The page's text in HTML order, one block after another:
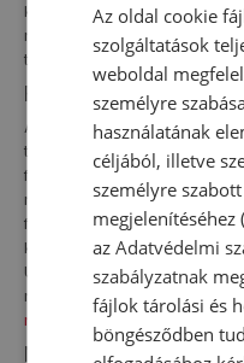
köszönhetően a New
népszerűvé váltak, és a
tartoznak. Lásd az összes
Férfi New Balance
A New Balance 997 férfi
tökéletesen ötvözték a divat
férfi NB 997 felsőrészének
megemelt talprész, az
férfi NB 997 oldalán csak
közül, amelyek
Univerzális megjelenésük
mind az alkalmi
nadrág teljes választékát is
New Balance 997
Az oldal cookie
szolgáltatások
weboldal
személyre
használatának
céljából, illetve
személyre
azAdatvédelmi
szabályzatnak
fájlok tárolási és
böngésződben